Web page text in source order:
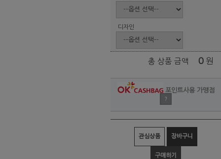
디자인
총 상품 금액 0 원
포인트사용 가맹점
?
관심상품 장바구니
구매하기